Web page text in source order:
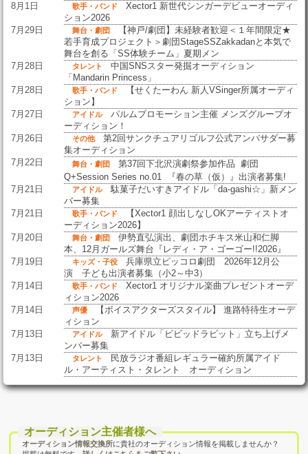
8月1日
歌手・バンド
Xector1 新世代シンガーデビューオーディ
ション2026
7月29日
舞台・劇団
【神戸/劇団】未経験者歓迎＜１年間限定★
若手育成プロジェクト＞劇団StageSSZakkadanと本気で
舞台を創る「SS体験チーム」夏期メン
7月28日
タレント
中国SNSスター発掘オーディション
「Mandarin Princess」
7月28日
歌手・バンド
【せくたーわん 新人VSinger所属オーディ
ション】
7月27日
アイドル
パルムプロモーション主催 メンズグループオ
ーディション！
7月26日
その他
第2回サンクチュアリゴルフ公式アンバサダー募
集オーディション
7月22日
舞台・劇団
第37回下北沢演劇祭参加作品 劇団
Q+Session Series no.01 『春の草（仮）』出演者募集!
7月21日
アイドル
駄菓子だいすきアイドル「da-gashi☆」新メン
バー募集
7月21日
歌手・バンド
【Xector1 顔出しなしOKアーティストオ
ーディション2026】
7月20日
舞台・劇団
伊勢直弘演出、劇団ホチキス米山和仁脚
本、12月ガールズ舞台『レディ・ア・ゴーゴー!!2026』
7月19日
キッズ・子役
兵庫県立ピッコロ劇団 2026年12月公
演 子ども出演者募集（小2～中3）
7月14日
歌手・バンド
Xector1 オリジナル楽曲プレゼントオーデ
ィション2026
7月14日
声優
【ボイスアクターズスタイル】 進路特待生オーデ
ィション
7月13日
アイドル
新アイドル「ビビッドラビット」立ち上げメ
ンバー募集
7月13日
タレント
民放ラジオ番組レギュラー確約所属アイド
ル・アーティスト・タレント オーディション
オーディション主催者様へ
オーディション情報交換所に貴社のオーディション情報を掲載しませんか？